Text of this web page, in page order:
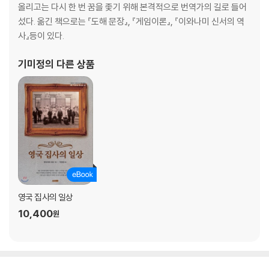
자신의 컨디션에 따라 사케의 풍미도 달라진다?
사케를 고를 때에는 주조 연도도 살펴보자
사케는 개봉 후 바로 다 마셔야 한다?
장기 보관해도 맛이 변하지 않는 방법을 알고 싶다
사케는 어느 정도 묵혀야 「코슈」라고 할 수 있을까?
금박이 들어 있으면 술은 맛있어진다?
【즐기는 방법 편】
입문자일수록 양조장을 견학해보자
‘술은 백약지장’이라는 말을 오해하지 말자
단골이 되고 싶은 매력적인 주류점이란?
사케 전문가인 직원을 내 편으로 만들어라
「키키자케」에서는 도대체 어떤 것을 하는가?
키키자케에서 쓰이는 용어로 맛과 향을 표현해보자
사케를 대접할 때의 매너와 작법 순서와 주기 편
올리고는 다시 한 번 꿈을 좇기 위해 본격적으로 번역가의 길로 들어
섰다. 옮긴 책으로는 『도해 문장』, 『게임이론』, 『이와나미 신서의 역
사』등이 있다.
기미정의 다른 상품
영국 집사의 일상
10,400원